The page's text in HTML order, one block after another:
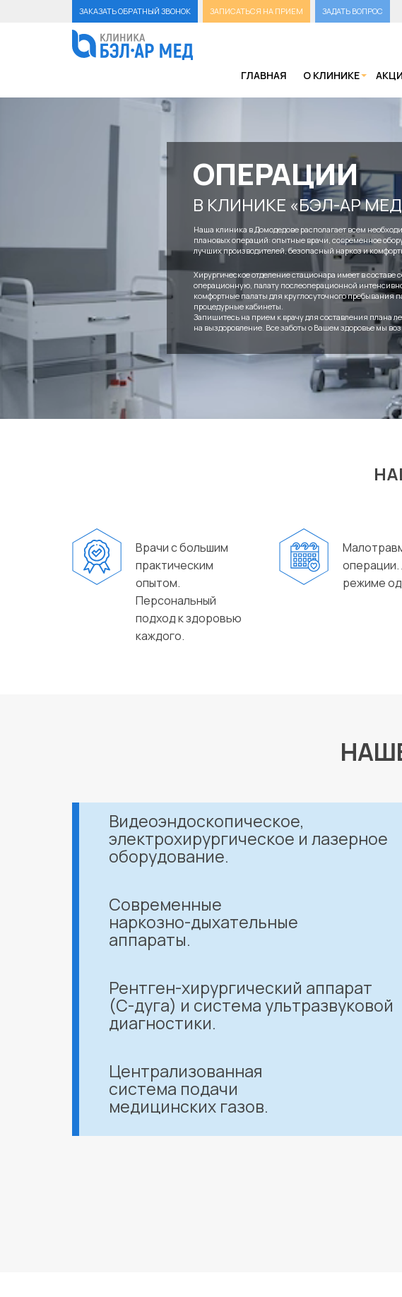
ЗАКАЗАТЬ ОБРАТНЫЙ ЗВОНОК ЗАПИСАТЬСЯ НА ПРИЕМ ЗАДАТЬ ВОПРОС
ГЛАВНАЯ О КЛИНИКЕ
ОПЕРАЦИИ
В КЛИНИКЕ «БЭЛ-АР
Наша клиника в Домодедове располагает всем
плановых операций: опытные врачи, современное
лучших производителей, безопасный наркоз и
Хирургическое отделение стационара имеет в
операционную, палату послеоперационной
комфортные палаты для круглосуточного пребывания
процедурные кабинеты.
Запишитесь на прием к врачу для составления плана
на выздоровление. Все заботы о Вашем здоровье мы
Врачи с большим
практическим
опытом.
Персональный
подход к здоровью
каждого.
режиме
Видеоэндоскопическое,
электрохирургическое и лазерное
оборудование.
Современные
наркозно-дыхательные
аппараты.
Рентген-хирургический аппарат
(С-дуга) и система ультразвуковой
диагностики.
Централизованная
система подачи
медицинских газов.